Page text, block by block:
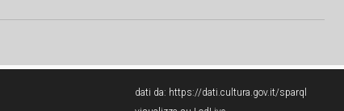
dati da: https://dati.cultura.gov.it/sparql